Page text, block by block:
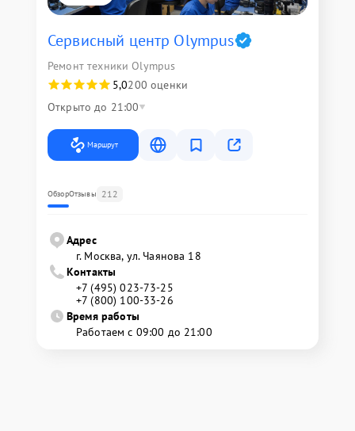
Сервисный центр Olympus
Ремонт техники Olympus
5,0200 оценки
Открыто до 21:00
Маршрут
ОбзорОтзывы 212
Адрес
г. Москва, ул. Чаянова 18
Контакты
+7 (495) 023-73-25
+7 (800) 100-33-26
Время работы
Работаем с 09:00 до 21:00